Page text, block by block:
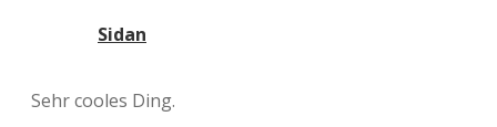
Sidan
Sehr cooles Ding.